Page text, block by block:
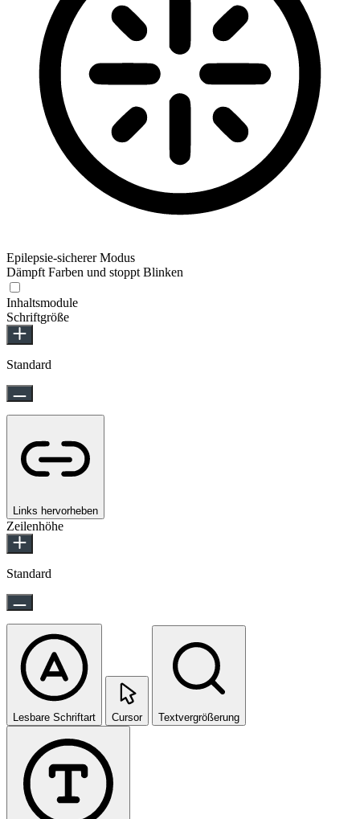
Epilepsie-sicherer Modus
Dämpft Farben und stoppt Blinken
Inhaltsmodule
Schriftgröße
Standard
Links hervorheben
Zeilenhöhe
Standard
Lesbare Schriftart Cursor Textvergrößerung